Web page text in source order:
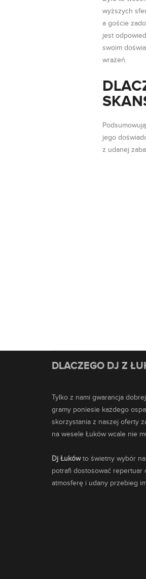
wyższych
a goście
jest
swoim
wrażeń.
jego
z udanej
DLACZEGO DJ Z
Tylko z nami gwarancja
gramy poniesie każdego
skorzystania z naszej oferty
na wesele Łuków wcale nie
Dj Łukówto świetny wybór na
potrafi dostosować repertuar
atmosferę i udany przebieg